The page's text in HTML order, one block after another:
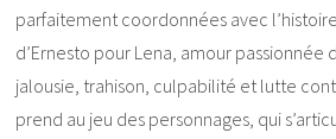
parfaitement coordonnées avec
d’Ernesto pour Lena, amour passionnée
jalousie, trahison, culpabilité et lutte
prend au jeu des personnages, qui